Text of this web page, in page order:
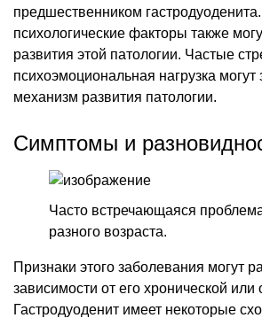
предшественником
психологические факторы также
развития этой патологии. Частые
психоэмоциональная нагрузка могут
механизм развития патологии.
Симптомы и
Часто встречающаяся
разного возраста.
Признаки этого заболевания могут
зависимости от его хронической
Гастродуоденит имеет некоторые